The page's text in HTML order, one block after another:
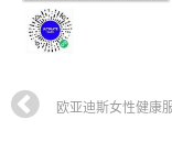
欧亚迪斯女性健康